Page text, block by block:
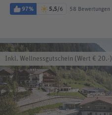
97% 5,5/6 58 Bewertungen
Inkl. Wellnessgutschein (Wert € 20.-)